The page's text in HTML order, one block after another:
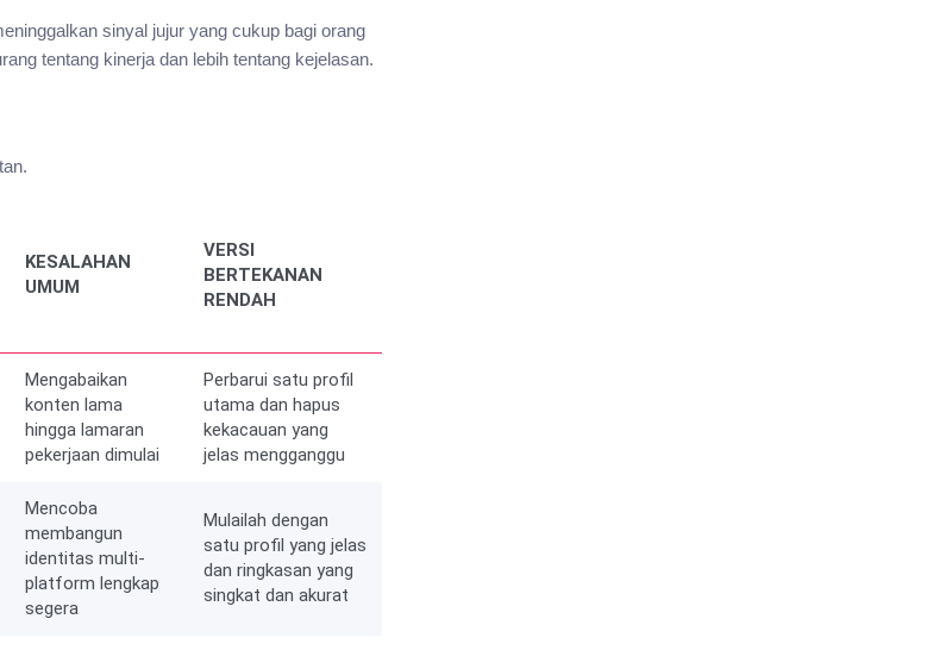
sinyal jujur yang cukup bagi orang
tentang kinerja dan lebih tentang kejelasan.
KESALAHAN
UMUM
VERSI
BERTEKANAN
RENDAH
Mengabaikan
konten lama
hingga lamaran
pekerjaan dimulai
Perbarui satu profil
utama dan hapus
kekacauan yang
jelas mengganggu
Mencoba
membangun
identitas multi-
platform lengkap
segera
Mulailah dengan
satu profil yang jelas
dan ringkasan yang
singkat dan akurat